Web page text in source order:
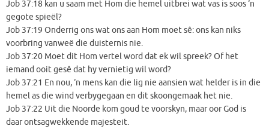
Job 37:18 kan u saam met Hom die hemel uitbrei wat vas is soos ‘n
gegote spieël?
Job 37:19 Onderrig ons wat ons aan Hom moet sê: ons kan niks
voorbring vanweë die duisternis nie.
Job 37:20 Moet dit Hom vertel word dat ek wil spreek? Of het
iemand ooit gesê dat hy vernietig wil word?
Job 37:21 En nou, ‘n mens kan die lig nie aansien wat helder is in die
hemel as die wind verbygegaan en dit skoongemaak het nie.
Job 37:22 Uit die Noorde kom goud te voorskyn, maar oor God is
daar ontsagwekkende majesteit.